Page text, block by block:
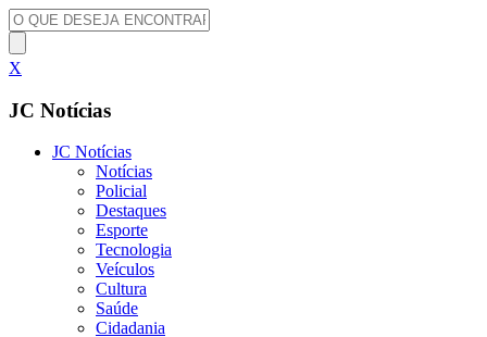
X
JC Notícias
JC Notícias
Notícias
Policial
Destaques
Esporte
Tecnologia
Veículos
Cultura
Saúde
Cidadania